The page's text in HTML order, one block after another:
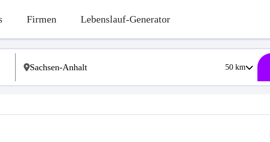
Firmen Lebenslauf-Generator
50km